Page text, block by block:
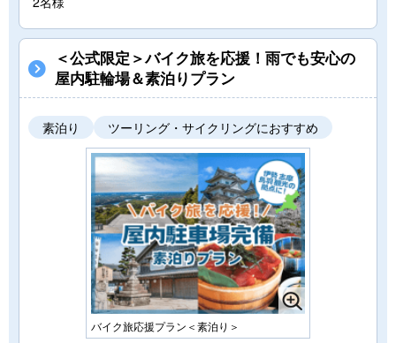
＜公式限定＞バイク旅を応援！雨でも安心の
屋内駐輪場＆素泊りプラン
素泊り ツーリング・サイクリングにおすすめ
バイク旅応援プラン＜素泊り＞